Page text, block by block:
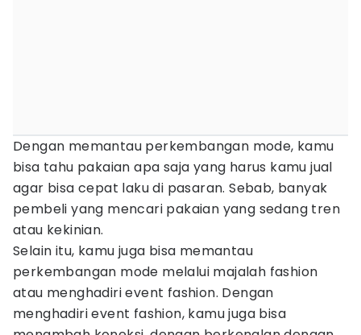
Dengan memantau perkembangan mode, kamu
bisa tahu pakaian apa saja yang harus kamu jual
agar bisa cepat laku di pasaran. Sebab, banyak
pembeli yang mencari pakaian yang sedang tren
atau kekinian.
Selain itu, kamu juga bisa memantau
perkembangan mode melalui majalah fashion
atau menghadiri event fashion. Dengan
menghadiri event fashion, kamu juga bisa